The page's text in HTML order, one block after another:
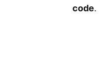
code.